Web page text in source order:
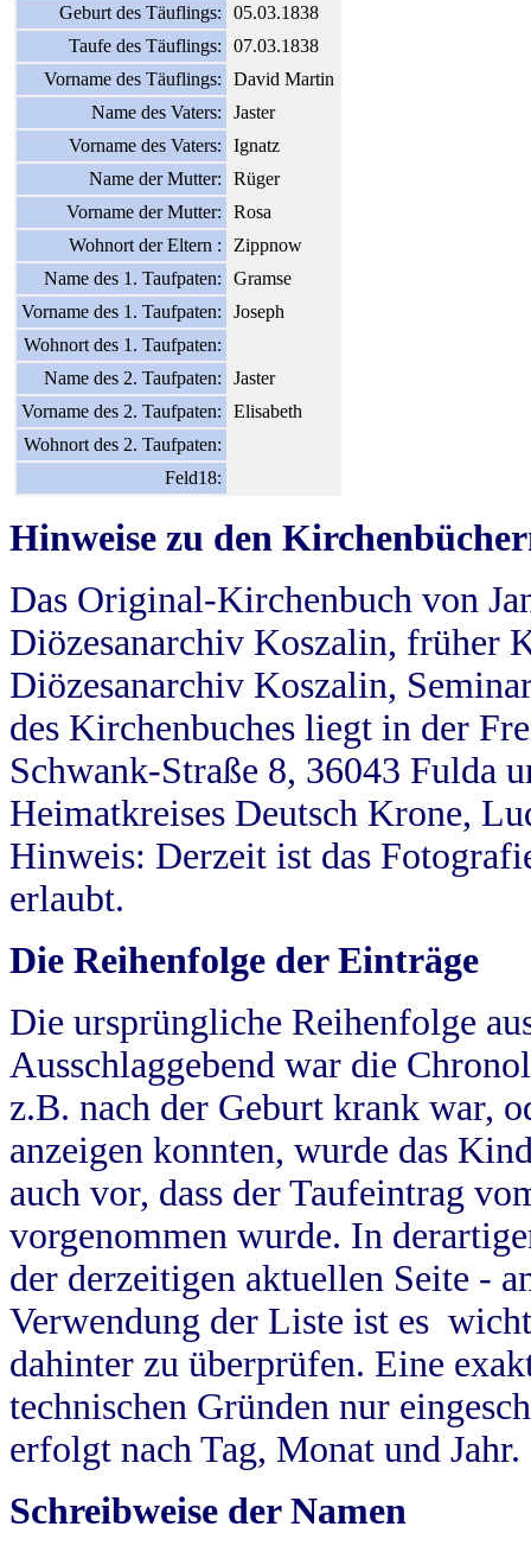
Geburt des Täuflings:
05.03.1838
Taufe des Täuflings:
07.03.1838
Vorname des Täuflings:
David Martin
Name des Vaters:
Jaster
Vorname des Vaters:
Ignatz
Name der Mutter:
Rüger
Vorname der Mutter:
Rosa
Wohnort der Eltern :
Zippnow
Name des 1. Taufpaten:
Gramse
Vorname des 1. Taufpaten:
Joseph
Wohnort des 1. Taufpaten:
Name des 2. Taufpaten:
Jaster
Vorname des 2. Taufpaten:
Elisabeth
Wohnort des 2. Taufpaten:
Feld18:
Hinweise zu den
Das Original-Kirchenbuch von
Diözesanarchiv Koszalin, früher
Diözesanarchiv Koszalin,
des Kirchenbuches liegt in der
Schwank-Straße 8, 36043 Fulda
Heimatkreises Deutsch Krone,
Hinweis: Derzeit ist das
erlaubt.
Die Reihenfolge der Einträge
Die ursprüngliche Reihenfolge
Ausschlaggebend war die
z.B. nach der Geburt krank war,
anzeigen konnten, wurde das
auch vor, dass der Taufeintrag
vorgenommen wurde. In
der derzeitigen aktuellen Seite -
Verwendung der Liste ist es
dahinter zu überprüfen. Eine
technischen Gründen nur
erfolgt nach Tag, Monat und Jahr.
Schreibweise der Namen